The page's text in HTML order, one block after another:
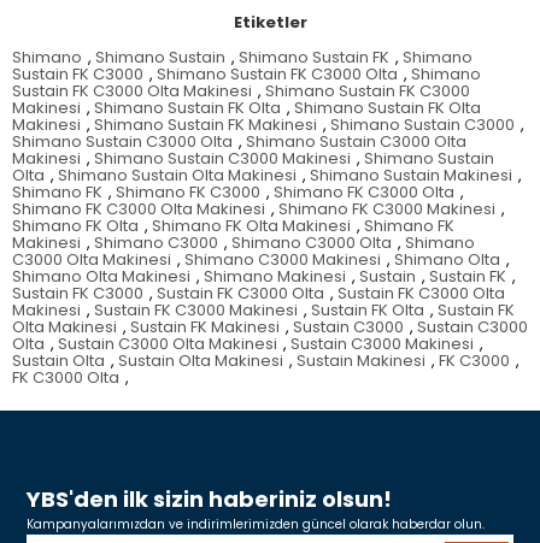
Etiketler
Shimano , Shimano Sustain , Shimano Sustain FK , Shimano
Sustain FK C3000 , Shimano Sustain FK C3000 Olta , Shimano
Sustain FK C3000 Olta Makinesi , Shimano Sustain FK C3000
Makinesi , Shimano Sustain FK Olta , Shimano Sustain FK Olta
Makinesi , Shimano Sustain FK Makinesi , Shimano Sustain C3000 ,
Shimano Sustain C3000 Olta , Shimano Sustain C3000 Olta
Makinesi , Shimano Sustain C3000 Makinesi , Shimano Sustain
Olta , Shimano Sustain Olta Makinesi , Shimano Sustain Makinesi ,
Shimano FK , Shimano FK C3000 , Shimano FK C3000 Olta ,
Shimano FK C3000 Olta Makinesi , Shimano FK C3000 Makinesi ,
Shimano FK Olta , Shimano FK Olta Makinesi , Shimano FK
Makinesi , Shimano C3000 , Shimano C3000 Olta , Shimano
C3000 Olta Makinesi , Shimano C3000 Makinesi , Shimano Olta ,
Shimano Olta Makinesi , Shimano Makinesi , Sustain , Sustain FK ,
Sustain FK C3000 , Sustain FK C3000 Olta , Sustain FK C3000 Olta
Makinesi , Sustain FK C3000 Makinesi , Sustain FK Olta , Sustain FK
Olta Makinesi , Sustain FK Makinesi , Sustain C3000 , Sustain C3000
Olta , Sustain C3000 Olta Makinesi , Sustain C3000 Makinesi ,
Sustain Olta , Sustain Olta Makinesi , Sustain Makinesi , FK C3000 ,
FK C3000 Olta ,
YBS'den ilk sizin haberiniz olsun!
Kampanyalarımızdan ve indirimlerimizden güncel olarak haberdar olun.